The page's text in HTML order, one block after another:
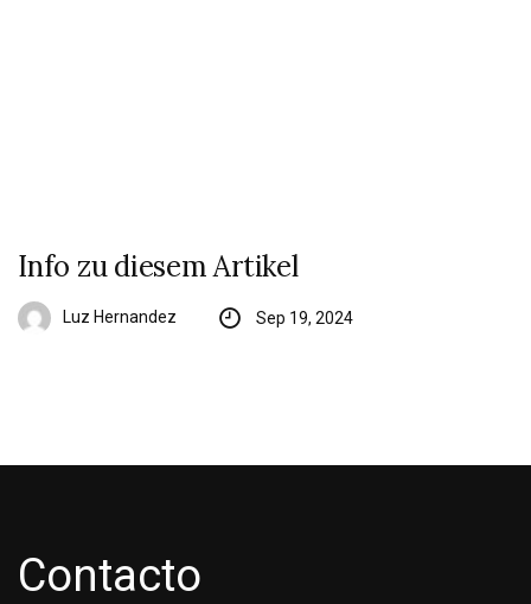
Info zu diesem Artikel
Luz Hernandez Sep 19, 2024
Contacto